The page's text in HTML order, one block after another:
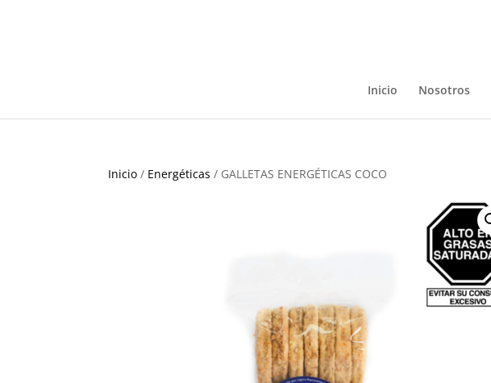
Inicio Nosotros
Inicio / Energéticas / GALLETAS ENERGÉTICAS COCO